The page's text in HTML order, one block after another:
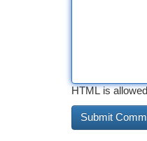
HTML is allowed